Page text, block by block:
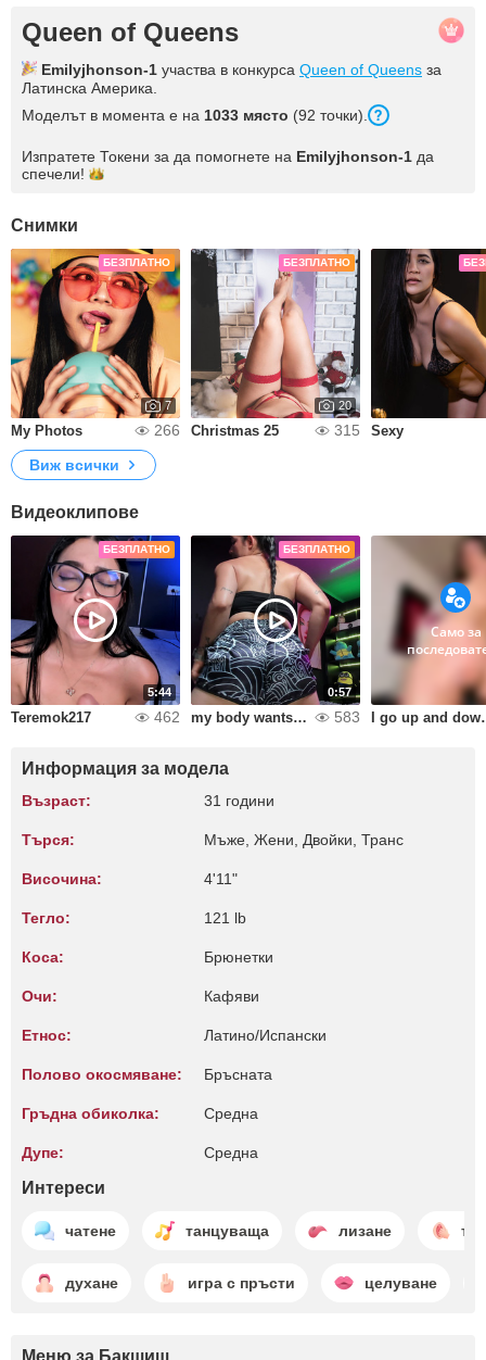
Queen of Queens
Emilyjhonson-1 участва в конкурса Queen of Queens за
Латинска Америка.
Моделът в момента е на 1033 място (92 точки).
Изпратете Токени за да помогнете на Emilyjhonson-1 да
спечели!
Снимки
БЕЗПЛАТНО
7
My Photos 266
БЕЗПЛАТНО
20
Christmas 25 315 Sexy
Виж всички
Видеоклипове
БЕЗПЛАТНО
5:44
Teremok217 462
БЕЗПЛАТНО
0:57
my body wants to dance 583
Само за
I go up and
Информация за модела
Възраст: 31 години
Търся: Мъже, Жени, Двойки, Транс
Височина: 4'11"
Тегло: 121 lb
Коса: Брюнетки
Очи: Кафяви
Етнос: Латино/Испански
Полово окосмяване: Бръсната
Гръдна обиколка: Среднa
Дупе: Среднa
Интереси
чатене танцуваща лизане
духане игра с пръсти целуване
Меню за Бакшиш